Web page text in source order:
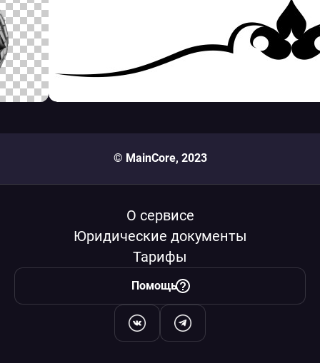
© MainCore, 2023
О сервисе
Юридические документы
Тарифы
Помощь